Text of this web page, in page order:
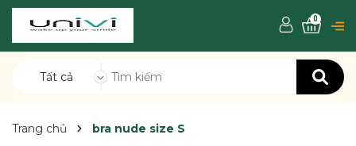
Tất cả
0
Trang chủ bra nude size S